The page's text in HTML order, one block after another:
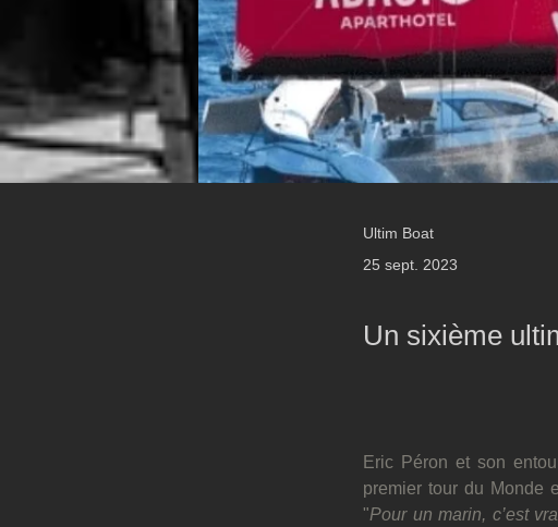
Ultim Boat
25 sept. 2023
Un sixième
Eric Péron et son
premier tour du Monde
"Pour un marin, c’est